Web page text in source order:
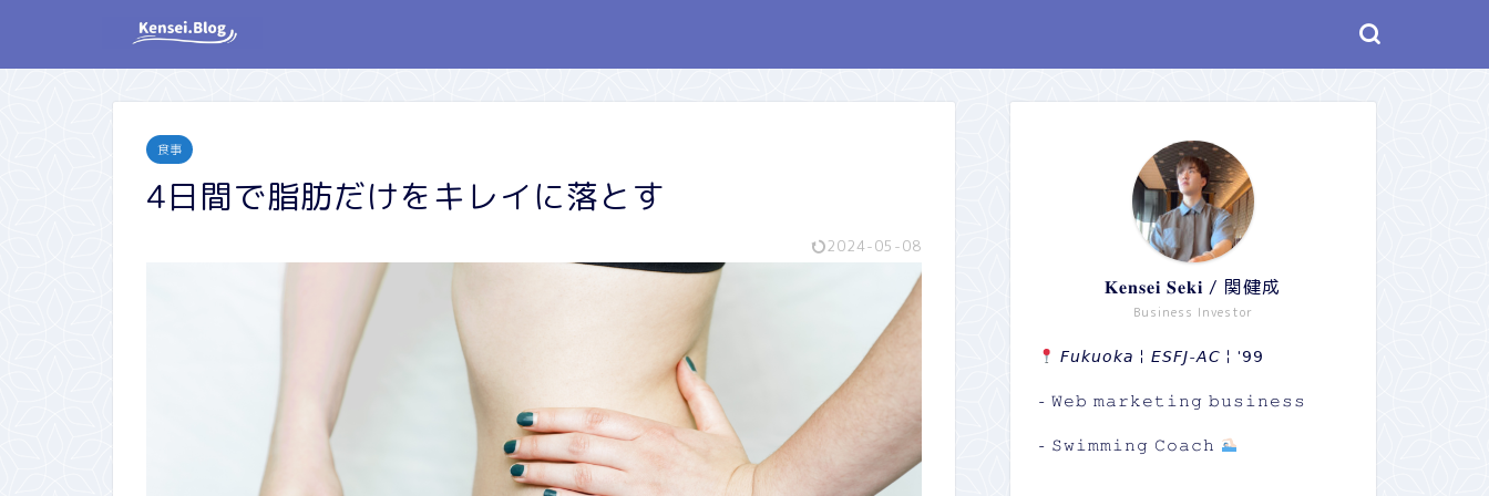
食事
4日間で脂肪だけをキレイに落とす
2024-05-08
Business Investor
𝐊𝐞𝐧𝐬𝐞𝐢 𝐒𝐞𝐤𝐢 / 関健成
𝘍𝘶𝘬𝘶𝘰𝘬𝘢￤𝘌𝘚𝘍𝘑-𝘈𝘊￤'𝟫𝟫
- 𝚆𝚎𝚋 𝚖𝚊𝚛𝚔𝚎𝚝𝚒𝚗𝚐 𝚋𝚞𝚜𝚒𝚗𝚎𝚜𝚜
- 𝚂𝚠𝚒𝚖𝚖𝚒𝚗𝚐 𝙲𝚘𝚊𝚌𝚑